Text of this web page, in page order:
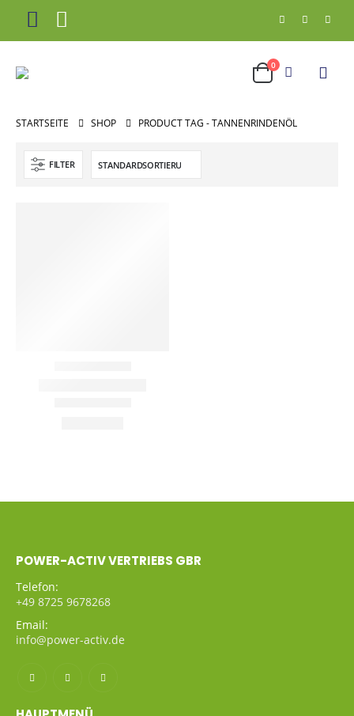
0
STARTSEITE SHOP PRODUCT TAG -TANNENRINDENÖL
FILTER
POWER-ACTIV VERTRIEBS GBR
Telefon:
+49 8725 9678268
Email:
info@power-activ.de